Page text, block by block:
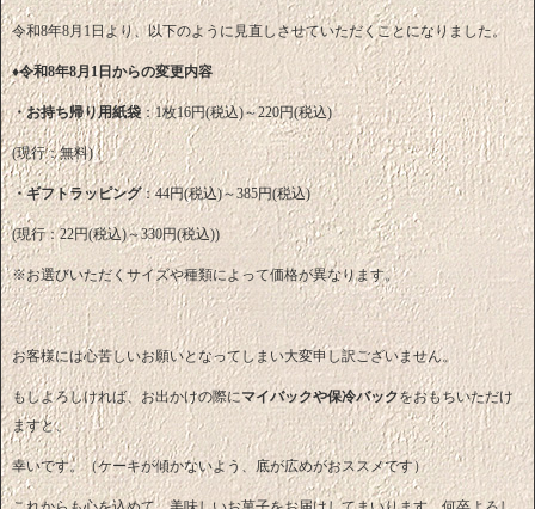
令和8年8月1日より、以下のように見直しさせていただくことになりました。
♦令和8年8月1日からの変更内容
・お持ち帰り用紙袋：1枚16円(税込)～220円(税込)
(現行：無料)
・ギフトラッピング：44円(税込)～385円(税込)
(現行：22円(税込)～330円(税込))
※お選びいただくサイズや種類によって価格が異なります。
お客様には心苦しいお願いとなってしまい大変申し訳ございません。
もしよろしければ、お出かけの際にマイバックや保冷バックをおもちいただけ
ますと、
幸いです。（ケーキが傾かないよう、底が広めがおススメです）